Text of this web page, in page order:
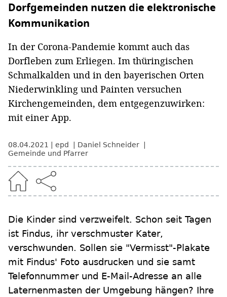
Dorfgemeinden nutzen die elektronische
Kommunikation
In der Corona-Pandemie kommt auch das
Dorfleben zum Erliegen. Im thüringischen
Schmalkalden und in den bayerischen Orten
Niederwinkling und Painten versuchen
Kirchengemeinden, dem entgegenzuwirken:
mit einer App.
08.04.2021 epd
Daniel Schneider
Gemeinde und Pfarrer
Die Kinder sind verzweifelt. Schon seit Tagen
ist Findus, ihr verschmuster Kater,
verschwunden. Sollen sie "Vermisst"-Plakate
mit Findus' Foto ausdrucken und sie samt
Telefonnummer und E-Mail-Adresse an alle
Laternenmasten der Umgebung hängen? Ihre